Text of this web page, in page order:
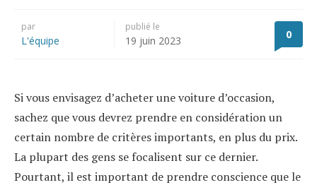
par
L'équipe
publié le
19 juin 2023 0
Si vous envisagez d’acheter une voiture d’occasion,
sachez que vous devrez prendre en considération un
certain nombre de critères importants, en plus du prix.
La plupart des gens se focalisent sur ce dernier.
Pourtant, il est important de prendre conscience que le